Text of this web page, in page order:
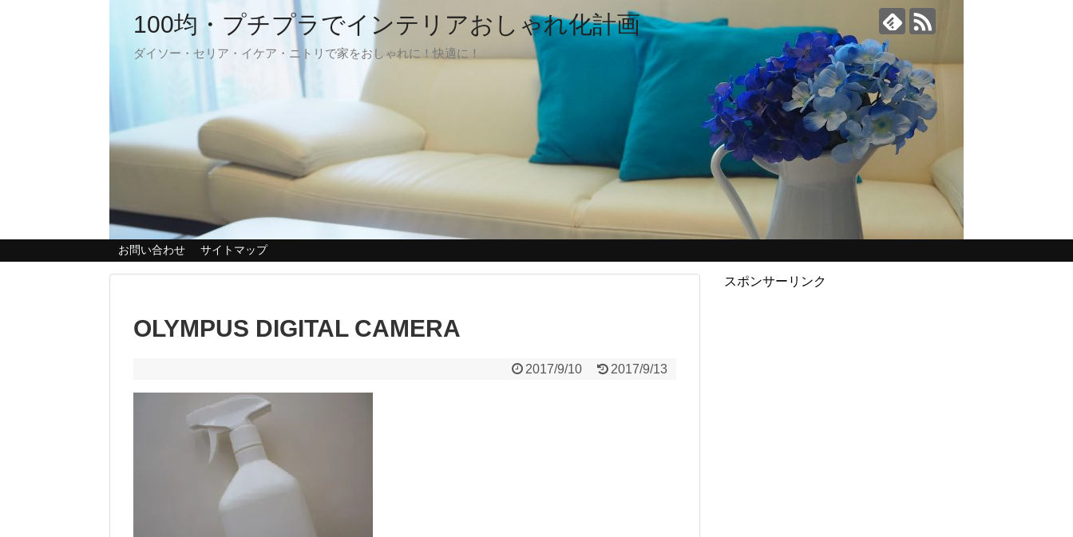
100均・プチプラでインテリアおしゃれ化計画
ダイソー・セリア・イケア・ニトリで家をおしゃれに！快適に！
お問い合わせ サイトマップ
OLYMPUS DIGITAL CAMERA
2017/9/10 2017/9/13
スポンサーリンク